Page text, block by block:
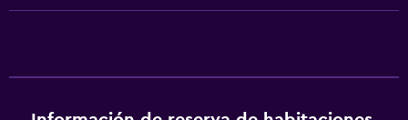
Servicios básicos